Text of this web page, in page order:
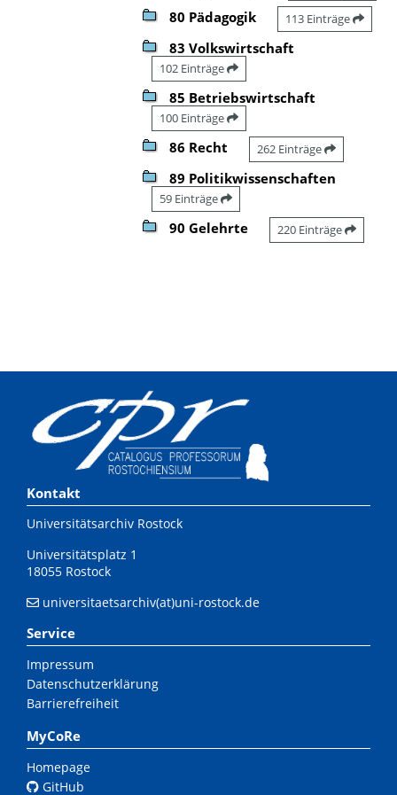
80 Pädagogik 113 Einträge
83 Volkswirtschaft
102 Einträge
85 Betriebswirtschaft
100 Einträge
86 Recht 262 Einträge
89 Politikwissenschaften
59 Einträge
90 Gelehrte 220 Einträge
Kontakt
Universitätsarchiv Rostock
Universitätsplatz 1
18055 Rostock
universitaetsarchiv(at)uni-rostock.de
Service
Impressum
Datenschutzerklärung
Barrierefreiheit
MyCoRe
Homepage
GitHub